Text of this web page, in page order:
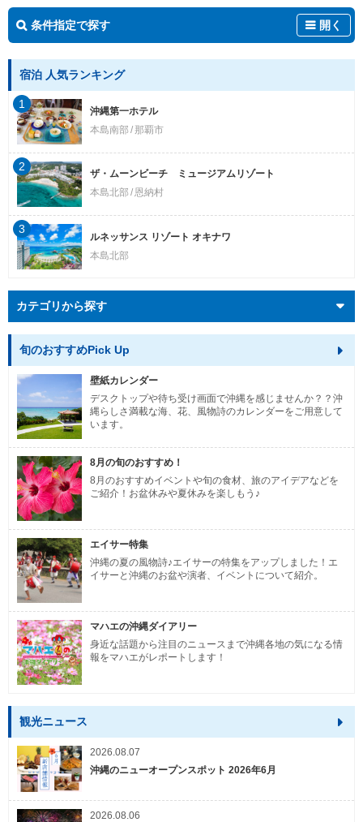
条件指定で探す 開く
宿泊 人気ランキング
沖縄第一ホテル
本島南部
那覇市
1
ザ・ムーンビーチ ミュージアムリゾート
本島北部 恩納村
2
ルネッサンス リゾート オキナワ
本島北部
3
カテゴリから探す
旬のおすすめPick Up
壁紙カレンダー
デスクトップや待ち受け画面で沖縄を感じませんか？？沖
縄らしさ満載な海、花、風物詩のカレンダーをご用意して
います。
8月の旬のおすすめ！
8月のおすすめイベントや旬の食材、旅のアイデアなどを
ご紹介！お盆休みや夏休みを楽しもう♪
エイサー特集
沖縄の夏の風物詩♪エイサーの特集をアップしました！エ
イサーと沖縄のお盆や演者、イベントについて紹介。
マハエの沖縄ダイアリー
身近な話題から注目のニュースまで沖縄各地の気になる情
報をマハエがレポートします！
観光ニュース
2026.08.07
沖縄のニューオープンスポット 2026年6月
2026.08.06